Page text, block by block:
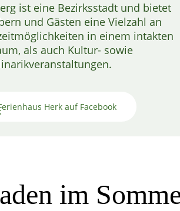
ist eine Bezirksstadt und bietet
und Gästen eine Vielzahl an
in einem intakten
als auch Kultur- sowie
Herk auf Facebook
im